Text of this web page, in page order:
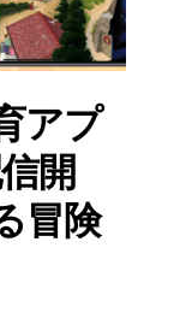
アプ
開
冒険